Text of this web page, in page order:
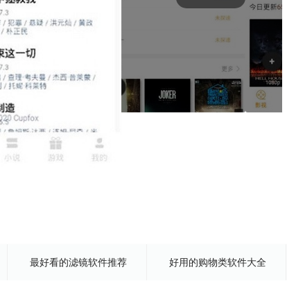
最好看的滤镜软件推荐 好用的购物类软件大全